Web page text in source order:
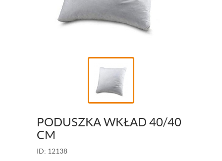
PODUSZKA WKŁAD 40/40
CM
ID: 12138